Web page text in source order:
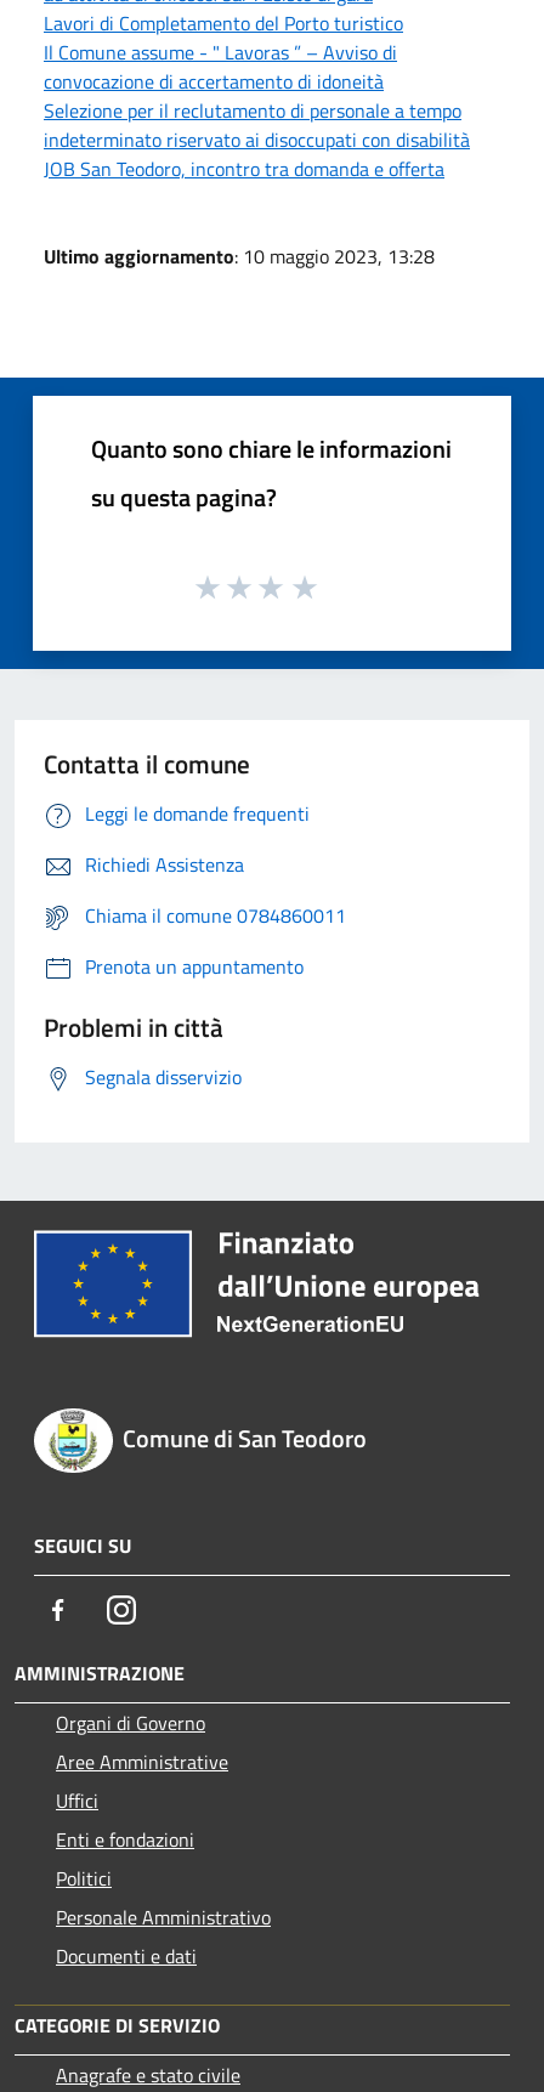
Lavori di Completamento del Porto turistico
Il Comune assume - " Lavoras ” – Avviso di
convocazione di accertamento di idoneità
Selezione per il reclutamento di personale a tempo
indeterminato riservato ai disoccupati con disabilità
JOB San Teodoro, incontro tra domanda e offerta
Ultimo aggiornamento: 10 maggio 2023, 13:28
Quanto sono chiare le informazioni
su questa pagina?
Contatta il comune
Leggi le domande frequenti
Richiedi Assistenza
Chiama il comune 0784860011
Prenota un appuntamento
Problemi in città
Segnala disservizio
Comune di San Teodoro
SEGUICI SU
FacebookInstagram
AMMINISTRAZIONE
Organi di Governo
Aree Amministrative
Uffici
Enti e fondazioni
Politici
Personale Amministrativo
Documenti e dati
CATEGORIE DI SERVIZIO
Anagrafe e stato civile